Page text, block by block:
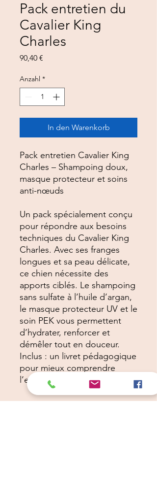
Pack entretien du
Cavalier King
Charles
90,40 €
Anzahl *
In den Warenkorb
Pack entretien Cavalier King
Charles – Shampoing doux,
masque protecteur et soins
anti-nœuds
Un pack spécialement conçu
pour répondre aux besoins
techniques du Cavalier King
Charles. Avec ses franges
longues et sa peau délicate,
ce chien nécessite des
apports ciblés. Le shampoing
sans sulfate à l’huile d’argan,
le masque protecteur UV et le
soin PEK vous permettent
d’hydrater, renforcer et
démêler tout en douceur.
Inclus : un livret pédagogique
pour mieux comprendre
l’entretien du chien d’eau.